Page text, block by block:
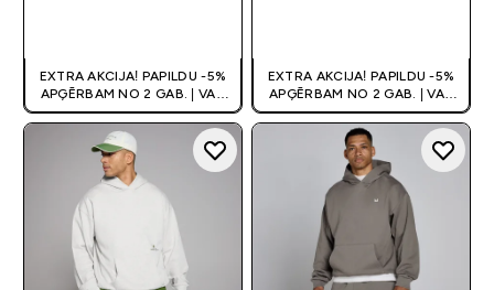
EXTRA AKCIJA! PAPILDU -5%
APĢĒRBAM NO 2 GAB. | VAR
APVIENOT AR KUPONU
EXTRA AKCIJA! PAPILDU -5%
APĢĒRBAM NO 2 GAB. | VAR
APVIENOT AR KUPONU